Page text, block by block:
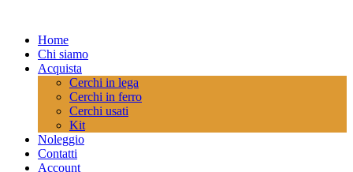
Home
Chi siamo
Acquista
Cerchi in lega
Cerchi in ferro
Cerchi usati
Kit
Noleggio
Contatti
Account